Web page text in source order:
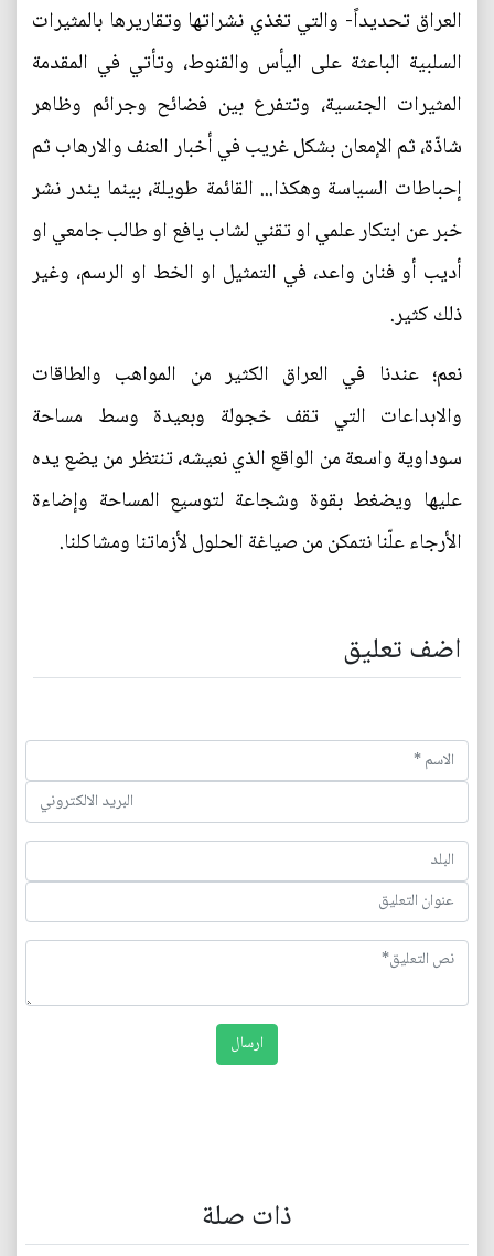
العراق تحديداً- والتي تغذي نشراتها وتقاريرها بالمثيرات
السلبية الباعثة على اليأس والقنوط، وتأتي في المقدمة
المثيرات الجنسية، وتتفرع بين فضائح وجرائم وظاهر
شاذّة، ثم الإمعان بشكل غريب في أخبار العنف والارهاب ثم
إحباطات السياسة وهكذا... القائمة طويلة، بينما يندر نشر
خبر عن ابتكار علمي او تقني لشاب يافع او طالب جامعي او
أديب أو فنان واعد، في التمثيل او الخط او الرسم، وغير
ذلك كثير.
نعم؛ عندنا في العراق الكثير من المواهب والطاقات
والابداعات التي تقف خجولة وبعيدة وسط مساحة
سوداوية واسعة من الواقع الذي نعيشه، تنتظر من يضع يده
عليها ويضغط بقوة وشجاعة لتوسيع المساحة وإضاءة
الأرجاء علّنا نتمكن من صياغة الحلول لأزماتنا ومشاكلنا.
اضف تعليق
ذات صلة